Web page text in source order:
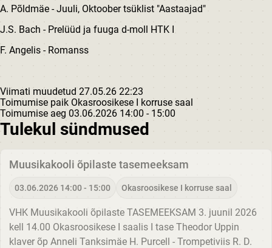
A. Põldmäe - Juuli, Oktoober tsüklist "Aastaajad"
J.S. Bach - Prelüüd ja fuuga d-moll HTK I
F. Angelis - Romanss
Viimati muudetud 27.05.26 22:23
Toimumise paik Okasroosikese I korruse saal
Toimumise aeg 03.06.2026 14:00 - 15:00
Tulekul sündmused
Muusikakooli õpilaste tasemeeksam
03.06.2026 14:00 - 15:00 Okasroosikese I korruse saal
VHK Muusikakooli õpilaste TASEMEEKSAM 3. juunil 2026
kell 14.00 Okasroosikese I saalis I tase Theodor Uppin
klaver õp Anneli Tanksimäe H. Purcell - Trompetiviis R. D.